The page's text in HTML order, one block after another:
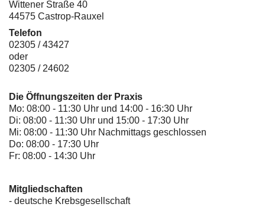
Wittener Straße 40
44575 Castrop-Rauxel
Telefon
02305 / 43427
oder
02305 / 24602
Die Öffnungszeiten der Praxis
Mo: 08:00 - 11:30 Uhr und 14:00 - 16:30 Uhr
Di: 08:00 - 11:30 Uhr und 15:00 - 17:30 Uhr
Mi: 08:00 - 11:30 Uhr Nachmittags geschlossen
Do: 08:00 - 17:30 Uhr
Fr: 08:00 - 14:30 Uhr
Mitgliedschaften
- deutsche Krebsgesellschaft